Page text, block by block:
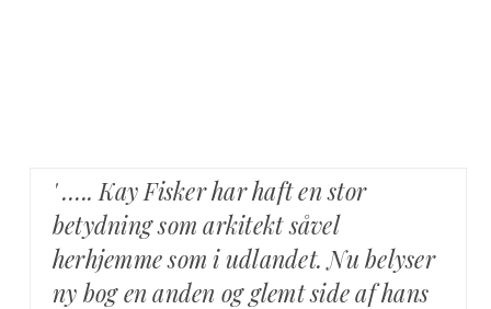
' ….. Kay Fisker har haft en stor
betydning som arkitekt såvel
herhjemme som i udlandet. Nu belyser
ny bog en anden og glemt side af hans